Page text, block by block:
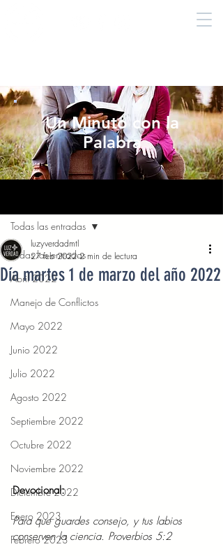
Un Minuto con la
Palabra
Todas las entradas
Abril 2022
Manejo de Conflictos
Mayo 2022
Junio 2022
Julio 2022
Agosto 2022
Septiembre 2022
Octubre 2022
Noviembre 2022
Diciembre 2022
Enero 2023
Febrero 2023
Todas las entradas
Día martes 1 de marzo del año 2022
luzyverdadmtl
27 feb 2022 2 min de lectura
Devocional:
Para que guardes consejo, y tus labios
conserven la ciencia. Proverbios 5:2